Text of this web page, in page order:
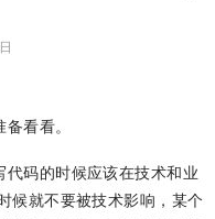
看看。
码的时候应该在技术和业
候就不要被技术影响，某个